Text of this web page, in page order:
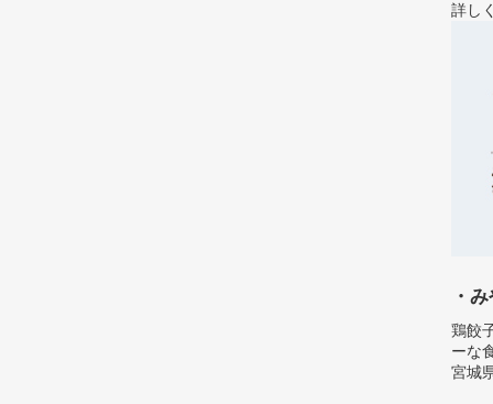
詳し
・
鶏餃
ーな
宮城